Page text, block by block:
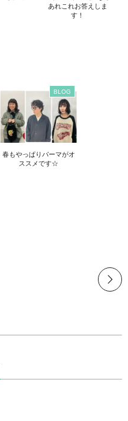
あれこれお答えしま
す！
BLOG
春もやっぱりパーマがオ
ススメです☆